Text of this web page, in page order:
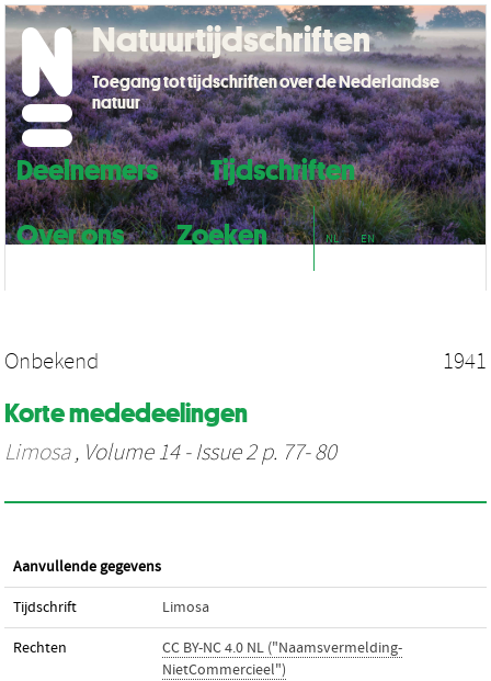
Deelnemers
Tijdschriften
Over ons
Zoeken NL EN
Natuurtijdschriften
Toegang tot tijdschriften over de Nederlandse
natuur
Onbekend 1941
Korte mededeelingen
Limosa, Volume 14 - Issue 2 p. 77- 80
Aanvullende gegevens
Tijdschrift Limosa
Rechten
CC BY-NC 4.0 NL ("Naamsvermelding-
NietCommercieel")